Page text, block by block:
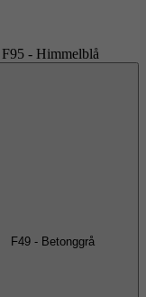
F95 - Himmelblå
F49- Betonggrå